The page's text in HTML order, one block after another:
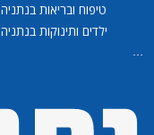
טיפוח ובריאות בנתניה
ילדים ותינוקות בנתניה
...